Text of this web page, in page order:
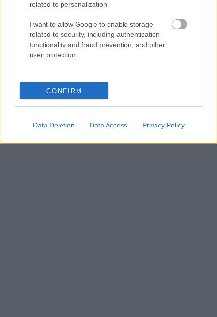
related to personalization.
I want to allow Google to enable storage
related to security, including authentication
functionality and fraud prevention, and other
user protection.
CONFIRM
Data Deletion Data Access Privacy Policy